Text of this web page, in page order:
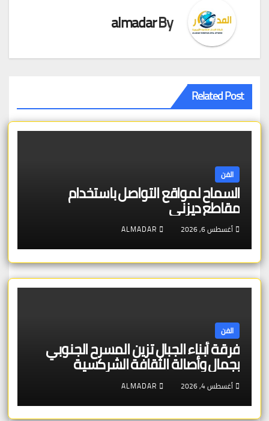
By
almadar
Related Post
الفن
السماح لمواقع التواصل باستخدام
مقاطع ديزني
أغسطس 6, 2026 ALMADAR
الفن
فرقة أبناء الجبال تزين المسرح الجنوبي
بجمال وأصالة الثقافة الشركسية
أغسطس 4, 2026 ALMADAR